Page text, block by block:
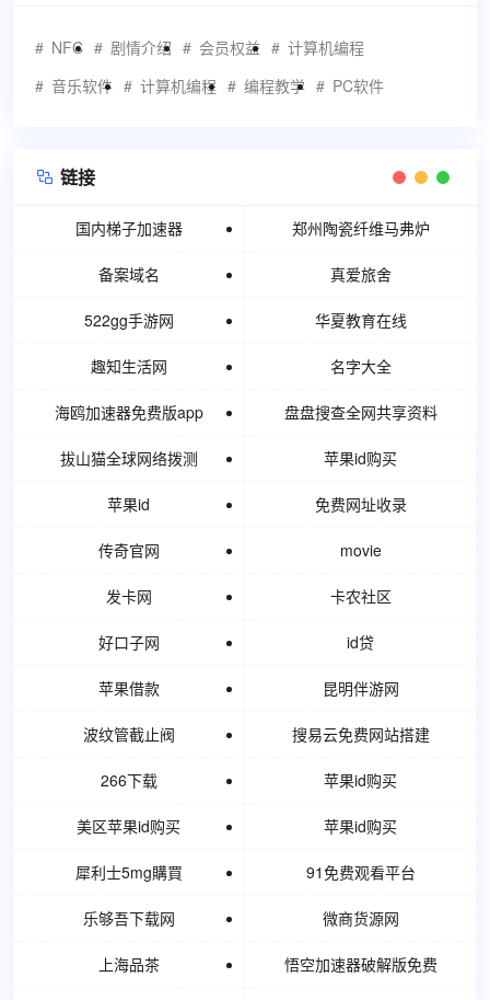
NFC 剧情介绍 会员权益
计算机编程
音乐软件
计算机编程 编程教学 PC软件
 链接
国内梯子加速器 郑州陶瓷纤维马弗炉
备案域名 真爱旅舍
522gg手游网 华夏教育在线
趣知生活网 名字大全
海鸥加速器免费版app 盘盘搜查全网共享资料
拔山猫全球网络拨测 苹果id购买
苹果id 免费网址收录
传奇官网 movie
发卡网 卡农社区
好口子网 id贷
苹果借款 昆明伴游网
波纹管截止阀 搜易云免费网站搭建
266下载 苹果id购买
美区苹果id购买 苹果id购买
犀利士5mg購買 91免费观看平台
乐够吾下载网 微商货源网
上海品茶 悟空加速器破解版免费